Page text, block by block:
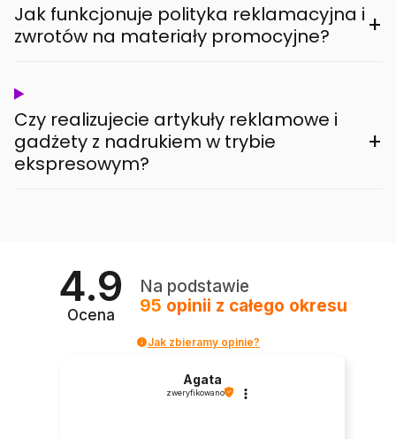
Jak funkcjonuje polityka reklamacyjna i
zwrotów na materiały promocyjne?
+
Czy realizujecie artykuły reklamowe i
gadżety z nadrukiem w trybie
ekspresowym?
+
4.9
Ocena
Na podstawie
95 opinii z całego okresu
Jak zbieramy opinie?
Agata
zweryfikowano